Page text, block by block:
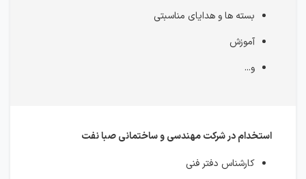
بسته ها و هدایای مناسبتی
آموزش
و...
استخدام در شركت مهندسی و ساختمانی صبا نفت
کارشناس دفتر فنی